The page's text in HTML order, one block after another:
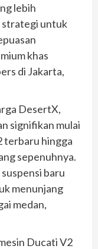
lebih
strategi untuk
khas
di Jakarta,
DesertX,
signifikan mulai
terbaru hingga
sepenuhnya.
baru
menunjang
medan,
Ducati V2